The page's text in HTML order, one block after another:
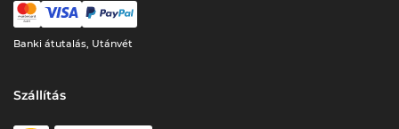
Banki átutalás, Utánvét
Szállítás